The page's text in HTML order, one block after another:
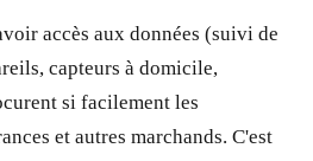
accès aux données (suivi de
capteurs à domicile,
si facilement les
et autres marchands. C'est